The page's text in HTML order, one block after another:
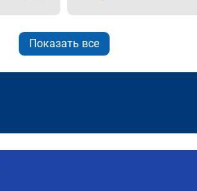
Показать все